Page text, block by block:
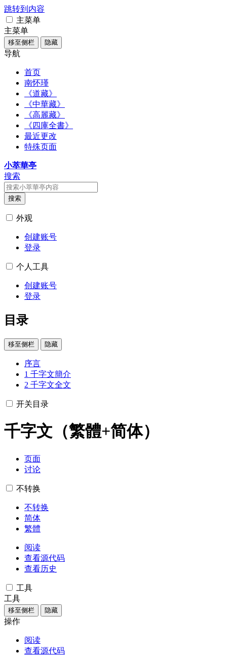
跳转到内容
主菜单
主菜单
移至侧栏 隐藏
导航
首页
南怀瑾
《道藏》
《中華藏》
《高麗藏》
《四庫全書》
最近更改
特殊页面
小萃華亭
搜索
搜索
外观
创建账号
登录
个人工具
创建账号
登录
目录
移至侧栏 隐藏
序言
1 千字文簡介
2 千字文全文
开关目录
千字文（繁體+简体）
页面
讨论
不转换
不转换
简体
繁體
阅读
查看源代码
查看历史
工具
工具
移至侧栏 隐藏
操作
阅读
查看源代码